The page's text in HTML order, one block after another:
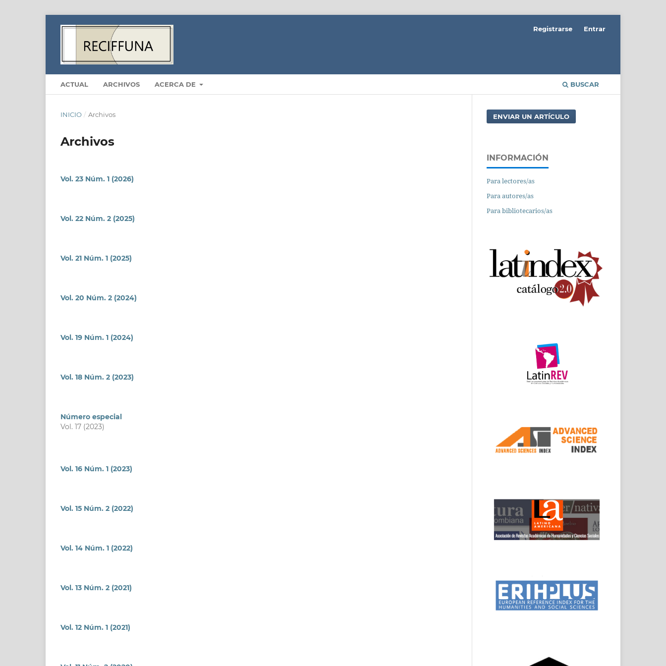
ACTUAL ARCHIVOS ACERCA DE BUSCAR
Registrarse Entrar
INICIO / Archivos
Archivos
Vol. 23 Núm. 1 (2026)
Vol. 22 Núm. 2 (2025)
Vol. 21 Núm. 1 (2025)
Vol. 20 Núm. 2 (2024)
Vol. 19 Núm. 1 (2024)
Vol. 18 Núm. 2 (2023)
Número especial
Vol. 17 (2023)
Vol. 16 Núm. 1 (2023)
Vol. 15 Núm. 2 (2022)
Vol. 14 Núm. 1 (2022)
Vol. 13 Núm. 2 (2021)
Vol. 12 Núm. 1 (2021)
ENVIAR UN ARTÍCULO
INFORMACIÓN
Para lectores/as
Para autores/as
Para bibliotecarios/as